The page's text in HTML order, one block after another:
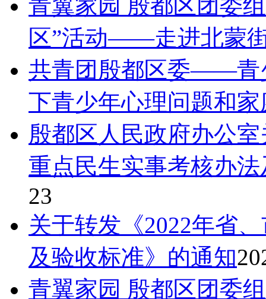
青翼家园 殷都区团委
区”活动——走进北蒙
共青团殷都区委——青
下青少年心理问题和
殷都区人民政府办公
重点民生实事考核办
23
关于转发《2022年省
及验收标准》的通知
青翼家园 殷都区团委